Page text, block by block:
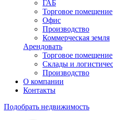
ГАБ
Торговое помещение
Офис
Производство
Коммерческая земля
Арендовать
Торговое помещение
Склады и
Производство
О компании
Контакты
Подобрать недвижимость